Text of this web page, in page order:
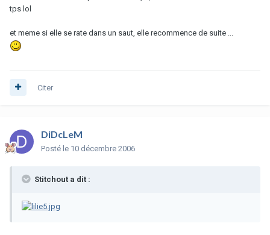
tps lol
et meme si elle se rate dans un saut, elle recommence de suite ...
Citer
DiDcLeM
Posté le 10 décembre 2006
Stitchout a dit :